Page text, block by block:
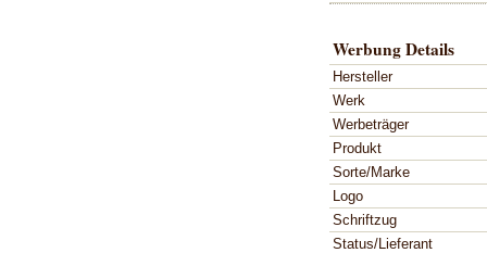
Werbung Details
Hersteller
Werk
Werbeträger
Produkt
Sorte/Marke
Logo
Schriftzug
Status/Lieferant